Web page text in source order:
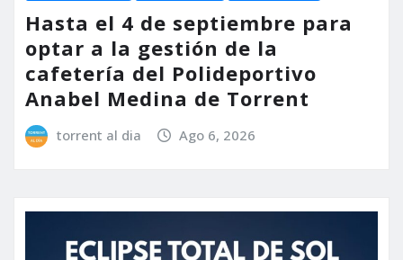
Hasta el 4 de septiembre para
optar a la gestión de la
cafetería del Polideportivo
Anabel Medina de Torrent
torrent al dia Ago 6, 2026